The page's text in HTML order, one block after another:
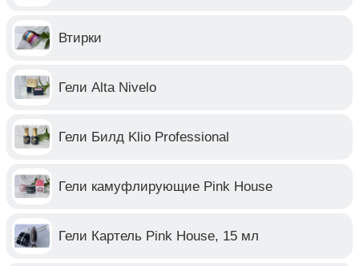
Втирки
Гели Alta Nivelo
Гели Билд Klio Professional
Гели камуфлирующие Pink House
Гели Картель Pink House, 15 мл